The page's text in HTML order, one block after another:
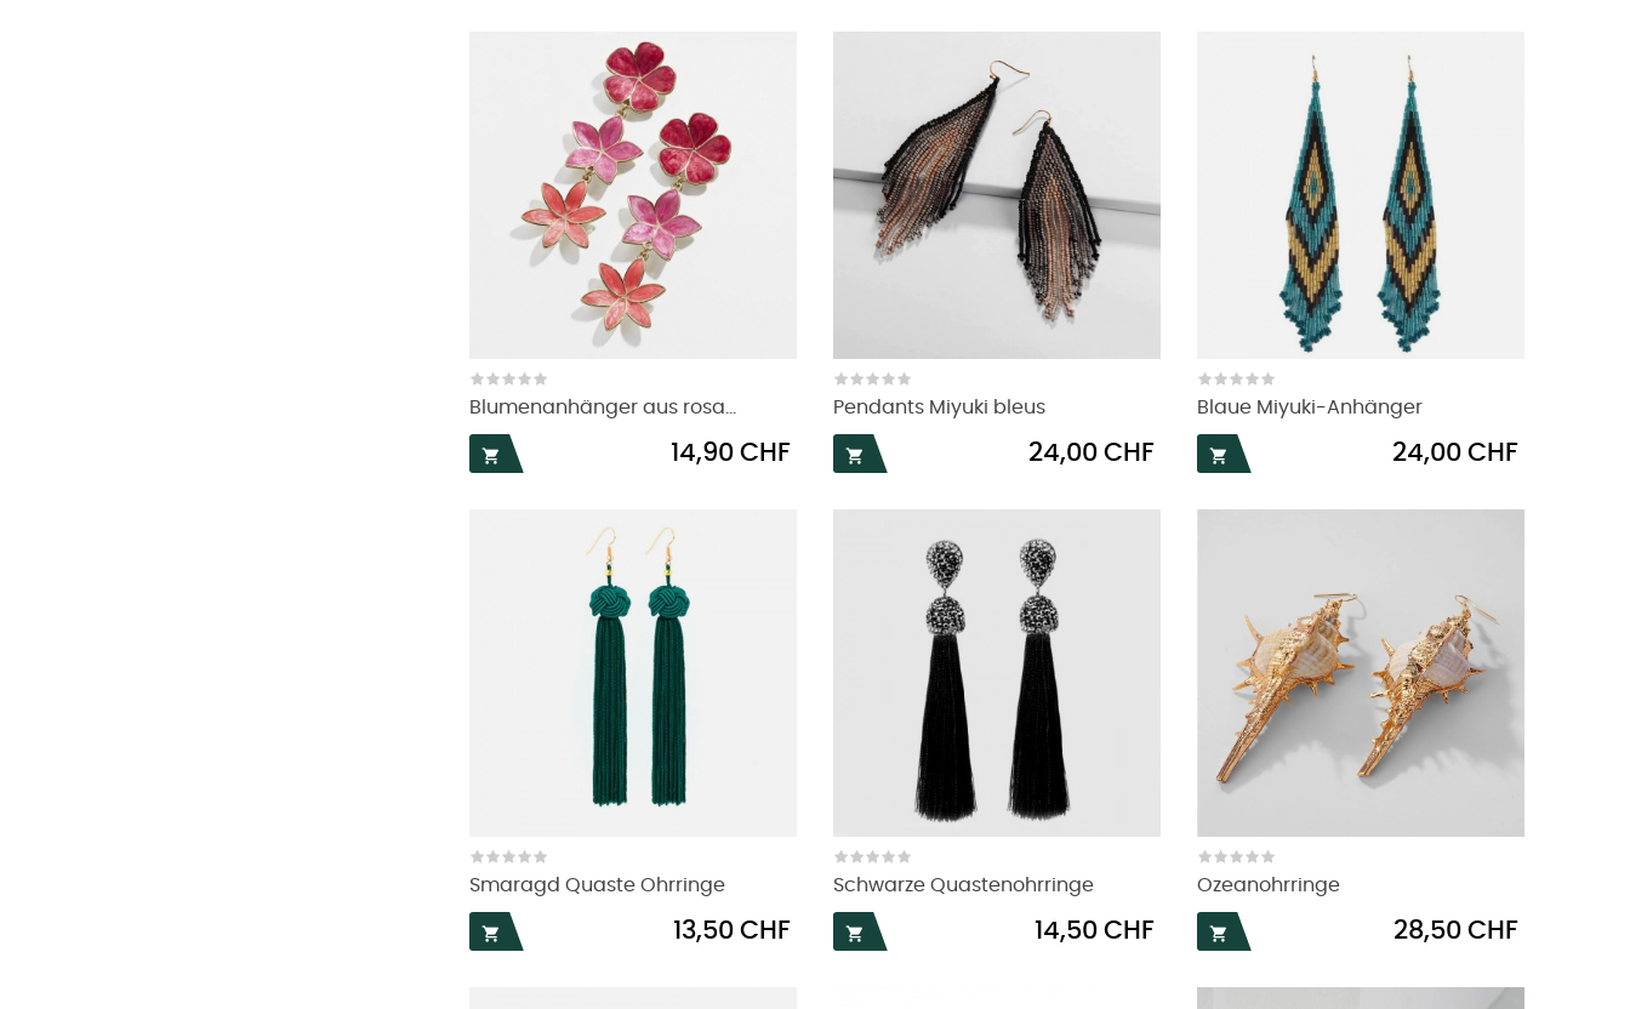
Blumenanhänger aus rosa...

Preis
14,90 CHF
Pendants Miyuki bleus

Preis
24,00 CHF
Blaue Miyuki-Anhänger

Preis
24,00 CHF
Smaragd Quaste Ohrringe

Preis
13,50 CHF
Schwarze Quastenohrringe

Preis
14,50 CHF
Ozeanohrringe

Preis
28,50 CHF